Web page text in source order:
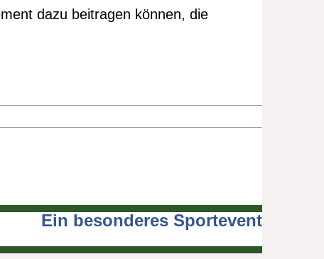
dazu beitragen können, die
Ein besonderes Sportevent